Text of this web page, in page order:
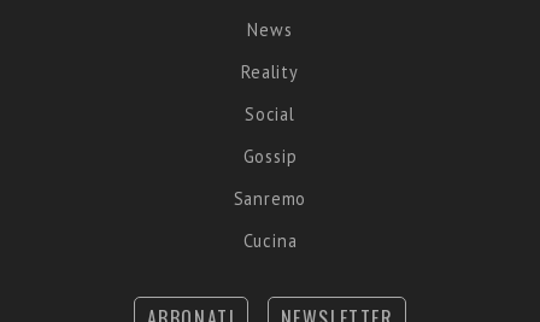
News
Reality
Social
Gossip
Sanremo
Cucina